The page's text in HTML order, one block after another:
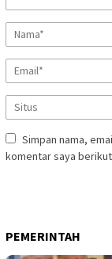
Simpan nama,
komentar saya
PEMERINTAH